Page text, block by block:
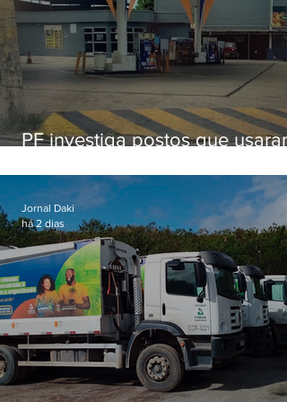
PF investiga postos que usaram
secretário morto em 2020
Jornal Daki
há 2 dias